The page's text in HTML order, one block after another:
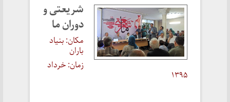
شریعتی و
دوران ما
مکان: بنیاد
باران
زمان: خرداد
۱۳۹۵